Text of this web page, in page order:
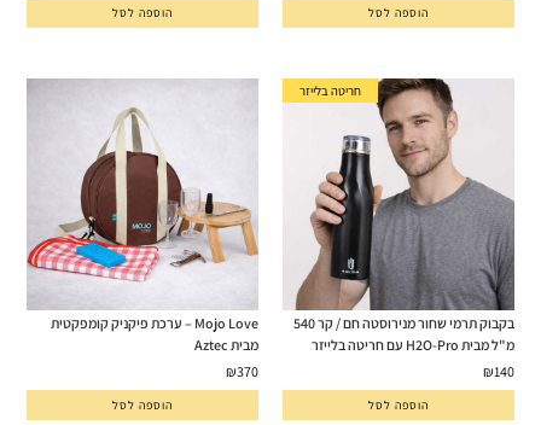
הוספה לסל הוספה לסל
חריטה בלייזר
בקבוק תרמי שחור מנירוסטה חם / קר 540
מ"ל מבית H2O-Pro עם חריטה בלייזר
₪140
הוספה לסל
Mojo Love – ערכת פיקניק קומפקטית
מבית Aztec
₪370
הוספה לסל